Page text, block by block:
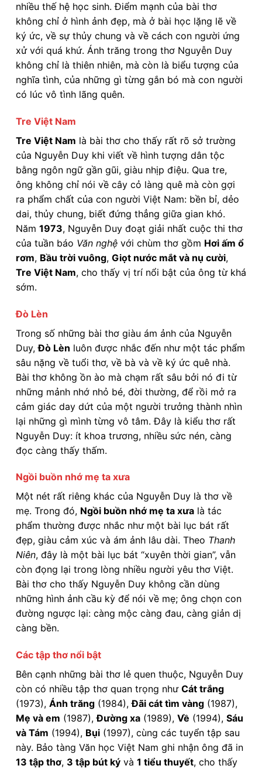
nhiều thế hệ học sinh. Điểm mạnh của bài thơ
không chỉ ở hình ảnh đẹp, mà ở bài học lặng lẽ về
ký ức, về sự thủy chung và về cách con người ứng
xử với quá khứ. Ánh trăng trong thơ Nguyễn Duy
không chỉ là thiên nhiên, mà còn là biểu tượng của
nghĩa tình, của những gì từng gắn bó mà con người
có lúc vô tình lãng quên.
Tre Việt Nam
Tre Việt Nam là bài thơ cho thấy rất rõ sở trường
của Nguyễn Duy khi viết về hình tượng dân tộc
bằng ngôn ngữ gần gũi, giàu nhịp điệu. Qua tre,
ông không chỉ nói về cây cỏ làng quê mà còn gợi
ra phẩm chất của con người Việt Nam: bền bỉ, dẻo
dai, thủy chung, biết đứng thẳng giữa gian khó.
Năm 1973, Nguyễn Duy đoạt giải nhất cuộc thi thơ
của tuần báo Văn nghệ với chùm thơ gồm Hơi ấm ổ
rơm, Bầu trời vuông, Giọt nước mắt và nụ cười,
Tre Việt Nam, cho thấy vị trí nổi bật của ông từ khá
sớm.
Đò Lèn
Trong số những bài thơ giàu ám ảnh của Nguyễn
Duy,Đò Lèn luôn được nhắc đến như một tác phẩm
sâu nặng về tuổi thơ, về bà và về ký ức quê nhà.
Bài thơ không ồn ào mà chạm rất sâu bởi nó đi từ
những mảnh nhớ nhỏ bé, đời thường, để rồi mở ra
cảm giác day dứt của một người trưởng thành nhìn
lại những gì mình từng vô tâm. Đây là kiểu thơ rất
Nguyễn Duy: ít khoa trương, nhiều sức nén, càng
đọc càng thấy thấm.
Ngồi buồn nhớ mẹ ta xưa
Một nét rất riêng khác của Nguyễn Duy là thơ về
mẹ. Trong đó, Ngồi buồn nhớ mẹ ta xưa là tác
phẩm thường được nhắc như một bài lục bát rất
đẹp, giàu cảm xúc và ám ảnh lâu dài. Theo Thanh
Niên, đây là một bài lục bát “xuyên thời gian”, vẫn
còn đọng lại trong lòng nhiều người yêu thơ Việt.
Bài thơ cho thấy Nguyễn Duy không cần dùng
những hình ảnh cầu kỳ để nói về mẹ; ông chọn con
đường ngược lại: càng mộc càng đau, càng giản dị
càng bền.
Các tập thơ nổi bật
Bên cạnh những bài thơ lẻ quen thuộc, Nguyễn Duy
còn có nhiều tập thơ quan trọng như Cát trắng
(1973), Ánh trăng (1984),Đãi cát tìm vàng (1987),
Mẹ và em (1987),Đường xa (1989), Về (1994), Sáu
và Tám (1994), Bụi (1997), cùng các tuyển tập sau
này. Bảo tàng Văn học Việt Nam ghi nhận ông đã in
13 tập thơ, 3 tập bút ký và 1 tiểu thuyết, cho thấy